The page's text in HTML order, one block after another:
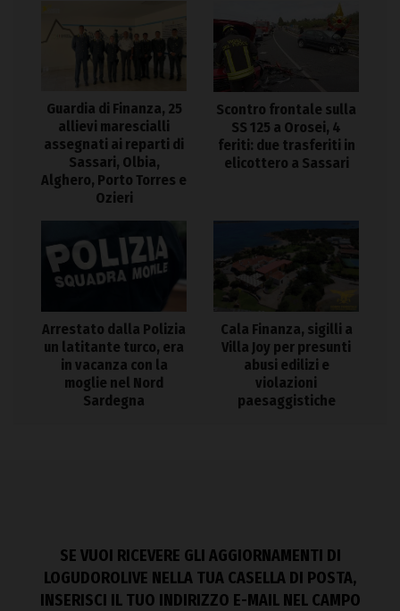
Guardia di Finanza, 25
allievi marescialli
assegnati ai reparti di
Sassari, Olbia,
Alghero, Porto Torres e
Ozieri
Scontro frontale sulla
SS 125 a Orosei, 4
feriti: due trasferiti in
elicottero a Sassari
Arrestato dalla Polizia
un latitante turco, era
in vacanza con la
moglie nel Nord
Sardegna
Cala Finanza, sigilli a
Villa Joy per presunti
abusi edilizi e
violazioni
paesaggistiche
SE VUOI RICEVERE GLI AGGIORNAMENTI DI
LOGUDOROLIVE NELLA TUA CASELLA DI POSTA,
INSERISCI IL TUO INDIRIZZO E-MAIL NEL CAMPO